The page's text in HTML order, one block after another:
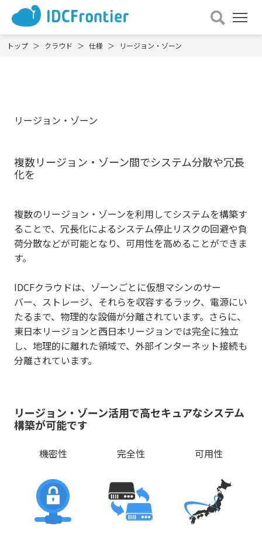
メ
ニュー
トップ クラウド 仕様 リージョン・ゾーン
リージョン・ゾーン
複数リージョン・ゾーン間でシステム分散や冗長
化を
複数のリージョン・ゾーンを利用してシステムを構築す
ることで、冗長化によるシステム停止リスクの回避や負
荷分散などが可能となり、可用性を高めることができま
す。
IDCFクラウドは、ゾーンごとに仮想マシンのサー
バー、ストレージ、それらを収容するラック、電源にい
たるまで、物理的な設備が分離されています。さらに、
東日本リージョンと西日本リージョンでは完全に独立
し、地理的に離れた領域で、外部インターネット接続も
分離されています。
リージョン・ゾーン活用で高セキュアなシステム
構築が可能です
機密性 完全性 可用性